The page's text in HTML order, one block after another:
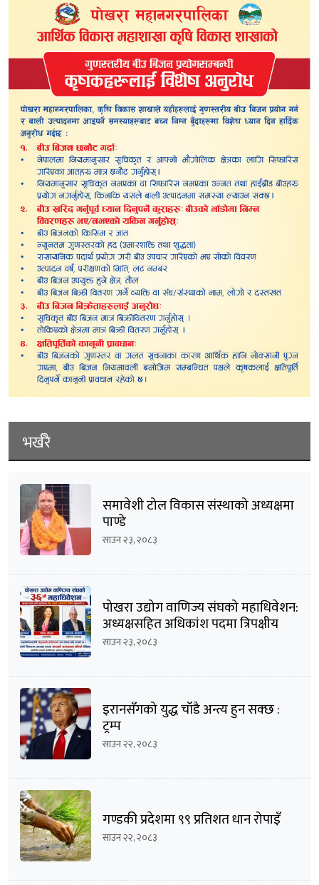
भर्खरै
समावेशी टोल विकास संस्थाको अध्यक्षमा
पाण्डे
साउन २३, २०८३
पोखरा उद्योग वाणिज्य संघको महाधिवेशन:
अध्यक्षसहित अधिकांश पदमा त्रिपक्षीय
भिडन्तको सम्भावना
साउन २३, २०८३
इरानसँगको युद्ध चाँडै अन्त्य हुन सक्छ :
ट्रम्प
साउन २२, २०८३
गण्डकी प्रदेशमा ९९ प्रतिशत धान रोपाइँ
साउन २२, २०८३